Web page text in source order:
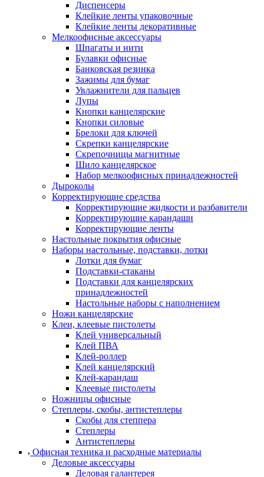
Диспенсеры
Клейкие ленты упаковочные
Клейкие ленты декоративные
Мелкоофисные аксессуары
Шпагаты и нити
Булавки офисные
Банковская резинка
Зажимы для бумаг
Увлажнители для пальцев
Лупы
Кнопки канцелярские
Кнопки силовые
Брелоки для ключей
Скрепки канцелярские
Скрепочницы магнитные
Шило канцелярское
Набор мелкоофисных принадлежностей
Дыроколы
Корректирующие средства
Корректирующие жидкости и разбавители
Корректирующие карандаши
Корректирующие ленты
Настольные покрытия офисные
Наборы настольные, подставки, лотки
Лотки для бумаг
Подставки-стаканы
Подставки для канцелярских
принадлежностей
Настольные наборы с наполнением
Ножи канцелярские
Клеи, клеевые пистолеты
Клей универсальный
Клей ПВА
Клей-роллер
Клей канцелярский
Клей-карандаш
Клеевые пистолеты
Ножницы офисные
Степлеры, скобы, антистеплеры
Скобы для степпера
Степлеры
Антистеплеры
Офисная техника и расходные материалы
Деловые аксессуары
Деловая галантерея